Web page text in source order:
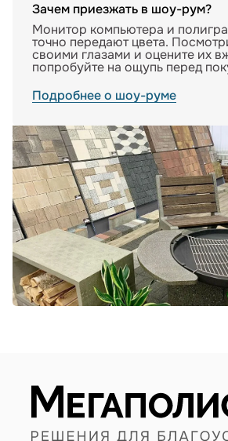
Зачем приезжать в шоу-рум?
Монитор компьютера и
точно передают цвета.
своими глазами и оцените их
попробуйте на ощупь перед
Подробнее о шоу-руме